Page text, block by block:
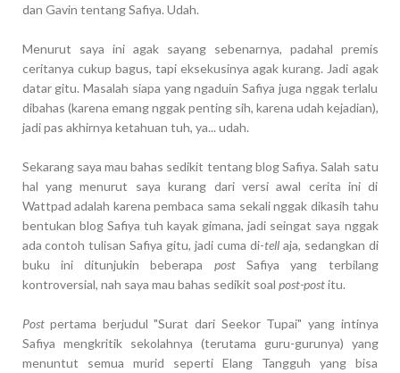
dan Gavin tentang Safiya. Udah.
Menurut saya ini agak sayang sebenarnya, padahal premis
ceritanya cukup bagus, tapi eksekusinya agak kurang. Jadi agak
datar gitu. Masalah siapa yang ngaduin Safiya juga nggak terlalu
dibahas (karena emang nggak penting sih, karena udah kejadian),
jadi pas akhirnya ketahuan tuh, ya... udah.
Sekarang saya mau bahas sedikit tentang blog Safiya. Salah satu
hal yang menurut saya kurang dari versi awal cerita ini di
Wattpad adalah karena pembaca sama sekali nggak dikasih tahu
bentukan blog Safiya tuh kayak gimana, jadi seingat saya nggak
ada contoh tulisan Safiya gitu, jadi cuma di-tell aja, sedangkan di
buku ini ditunjukin beberapa post Safiya yang terbilang
kontroversial, nah saya mau bahas sedikit soal post-postitu.
Postpertama berjudul "Surat dari Seekor Tupai" yang intinya
Safiya mengkritik sekolahnya (terutama guru-gurunya) yang
menuntut semua murid seperti Elang Tangguh yang bisa